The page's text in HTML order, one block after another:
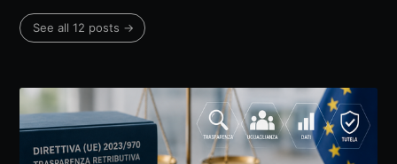
See all 12 posts →